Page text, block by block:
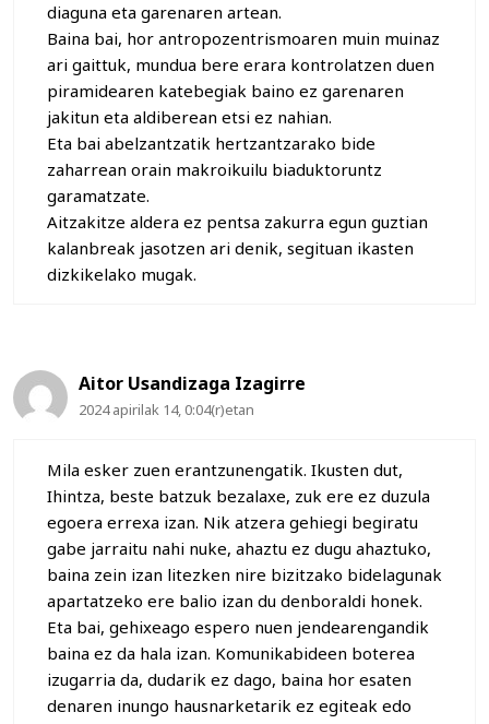
diaguna eta garenaren artean.
Baina bai, hor antropozentrismoaren muin muinaz
ari gaittuk, mundua bere erara kontrolatzen duen
piramidearen katebegiak baino ez garenaren
jakitun eta aldiberean etsi ez nahian.
Eta bai abelzantzatik hertzantzarako bide
zaharrean orain makroikuilu biaduktoruntz
garamatzate.
Aitzakitze aldera ez pentsa zakurra egun guztian
kalanbreak jasotzen ari denik, segituan ikasten
dizkikelako mugak.
Aitor Usandizaga Izagirre
2024 apirilak 14, 0:04(r)etan
Mila esker zuen erantzunengatik. Ikusten dut,
Ihintza, beste batzuk bezalaxe, zuk ere ez duzula
egoera errexa izan. Nik atzera gehiegi begiratu
gabe jarraitu nahi nuke, ahaztu ez dugu ahaztuko,
baina zein izan litezken nire bizitzako bidelagunak
apartatzeko ere balio izan du denboraldi honek.
Eta bai, gehixeago espero nuen jendearengandik
baina ez da hala izan. Komunikabideen boterea
izugarria da, dudarik ez dago, baina hor esaten
denaren inungo hausnarketarik ez egiteak edo